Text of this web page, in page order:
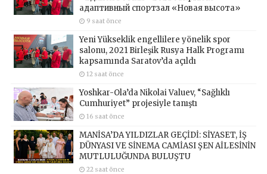
адаптивный спортзал «Новая высота»
9 saat önce
Yeni Yükseklik engellilere yönelik spor
salonu, 2021 Birleşik Rusya Halk Programı
kapsamında Saratov’da açıldı
12 saat önce
Yoshkar-Ola’da Nikolai Valuev, “Sağlıklı
Cumhuriyet” projesiyle tanıştı
16 saat önce
MANİSA’DA YILDIZLAR GEÇİDİ: SİYASET, İŞ
DÜNYASI VE SİNEMA CAMİASI ŞEN AİLESİNİN
MUTLULUĞUNDA BULUŞTU
22 saat önce